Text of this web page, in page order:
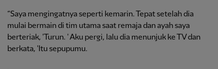
“Saya mengingatnya seperti kemarin. Tepat setelah dia
mulai bermain di tim utama saat remaja dan ayah saya
berteriak, 'Turun. ' Aku pergi, lalu dia menunjuk ke TV dan
berkata, 'Itu sepupumu.